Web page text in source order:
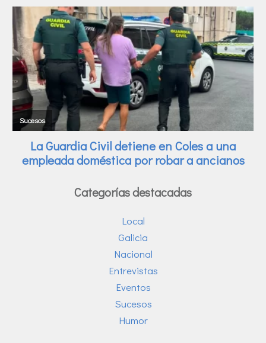
Categorías destacadas
Local
Galicia
Nacional
Entrevistas
Eventos
Sucesos
Humor